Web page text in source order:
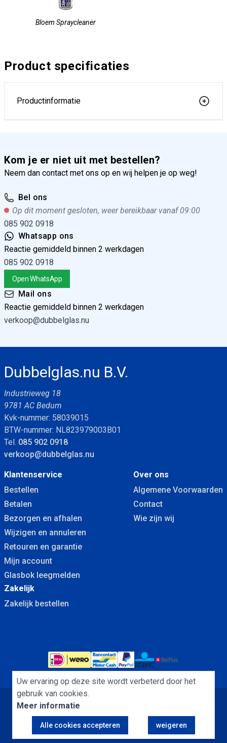
Bloem Spraycleaner
Product specificaties
Productinformatie
Kom je er niet uit met bestellen?
Neem dan contact met ons op en wij helpen je op weg!
Bel ons
Op dit moment gesloten, weer bereikbaar vanaf 09:00
085 902 0918
Whatsapp ons
Reactie gemiddeld binnen 2 werkdagen
085 902 0918
Open WhatsApp
Mail ons
Reactie gemiddeld binnen 2 werkdagen
verkoop@dubbelglas.nu
Dubbelglas.nu B.V.
Industrieweg 18
9781 AC Bedum
Kvk-nummer: 58039015
BTW-nummer: NL823979003B01
Tel. 085 902 0918
verkoop@dubbelglas.nu
Klantenservice
Bestellen
Betalen
Bezorgen en afhalen
Wijzigen en annuleren
Retouren en garantie
Mijn account
Glasbok leegmelden
Over ons
Algemene Voorwaarden
Contact
Wie zijn wij
Zakelijk
Zakelijk bestellen
Algemene Voorwaarden
Copyright Dubbelglas.nu B.V. © 2013 - 2026
Uw ervaring op deze site wordt verbeterd door het
gebruik van cookies.
Meer informatie
Alle cookies accepteren weigeren